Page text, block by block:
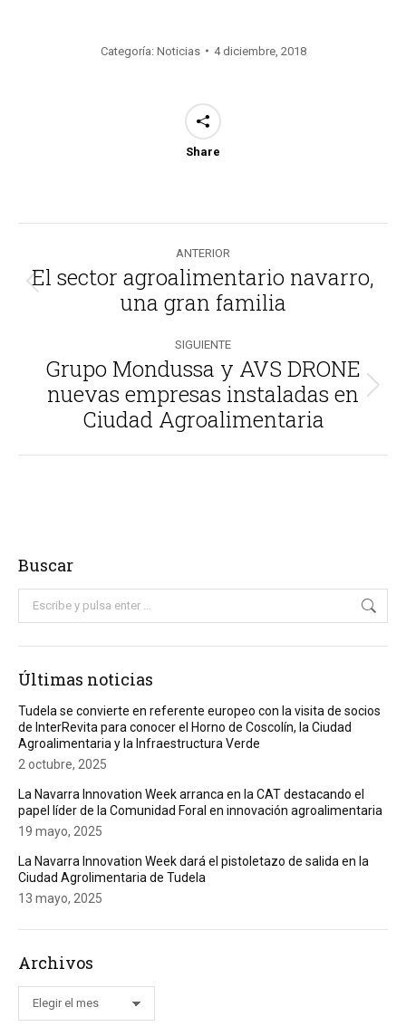
Categoría: Noticias 4 diciembre, 2018
Share
Navegación
entre
publicaciones
ANTERIOR
Publicación
anterior:
El sector agroalimentario navarro,
una gran familia
SIGUIENTE
Publicación
siguiente:
Grupo Mondussa y AVS DRONE
nuevas empresas instaladas en
Ciudad Agroalimentaria
Buscar
Últimas noticias
Tudela se convierte en referente europeo con la visita de socios
de InterRevita para conocer el Horno de Coscolín, la Ciudad
Agroalimentaria y la Infraestructura Verde
2 octubre, 2025
La Navarra Innovation Week arranca en la CAT destacando el
papel líder de la Comunidad Foral en innovación agroalimentaria
19 mayo, 2025
La Navarra Innovation Week dará el pistoletazo de salida en la
Ciudad Agrolimentaria de Tudela
13 mayo, 2025
Archivos